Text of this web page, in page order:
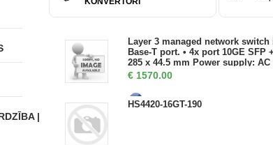
|
Layer 3 managed network switch
Base-T port. • 4x port 10GE SFP
285 x 44.5 mm Power supply: AC
€1570.00
HS4420-16GT-190